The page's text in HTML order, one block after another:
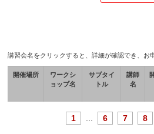
講習会名をクリックすると、詳細が確認でき、お
開催場所
ワークシ
ョップ名
サブタイ
トル
講師
名
1 6 7 8